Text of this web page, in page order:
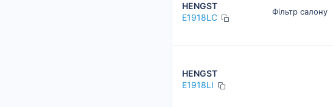
HENGST
E1918LC
Фільтр салону
HENGST
E1918LI